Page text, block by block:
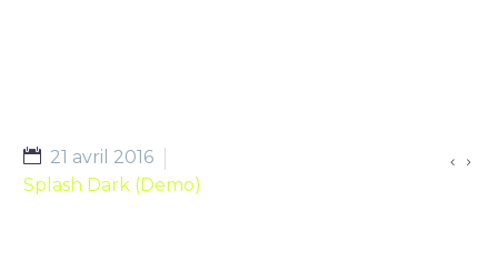
 
21 avril 2016
Splash Dark (Demo)